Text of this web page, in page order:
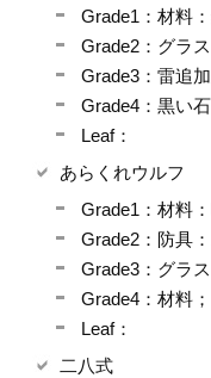
Grade1：材料
Grade2：グラ
Grade3：雷追
Grade4：黒い石
Leaf：
あらくれウルフ
Grade1：材料
Grade2：防具
Grade3：グラ
Grade4：材料
Leaf：
二八式